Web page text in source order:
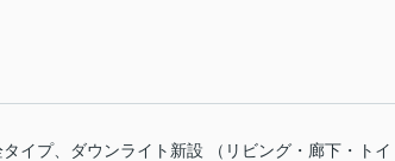
イプ、ダウンライト新設 （リビング・廊下・トイ